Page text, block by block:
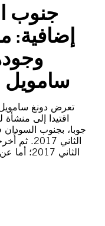
جنوب
إضافية:
سامويل
تعرض دونغ سامويل
اقتيدا إلى
الثاني